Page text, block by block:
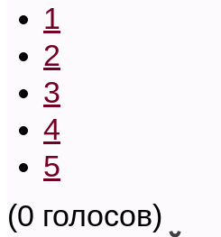
1
2
3
4
5
(0 голосов)